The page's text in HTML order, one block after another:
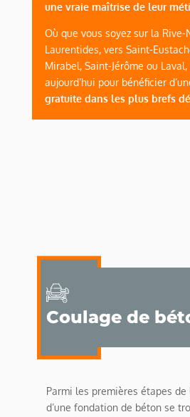
une vraie maîtrise de leur
Où que vous soyez sur la Rive-
Laurentides, vers Saint-
Mirabel, Saint-Jérôme ou Laval,
aujourd’hui pour bénéficier
gratuite dans les plus brefs
Coulage de
Parmi les premières étapes
d’une fondation de béton se